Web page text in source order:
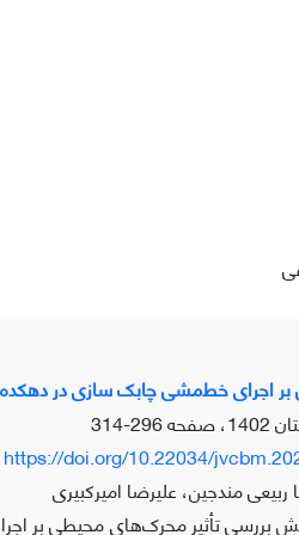
اجرای خط‌مشی چابک سازی در
296-314
https://doi.org/10.22034/
مندجین، علیرضا امیرکبیری
بررسی تأثیر محرک‌های محیطی بر